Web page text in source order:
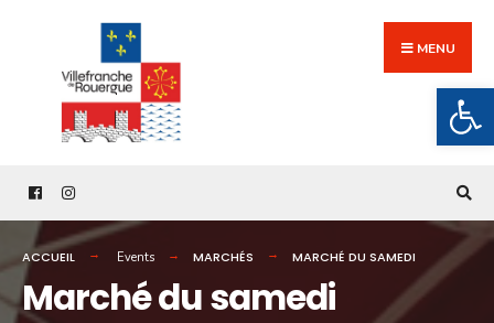
content
MENU
ACCUEIL Events MARCHÉS MARCHÉ DU SAMEDI
Marché du samedi